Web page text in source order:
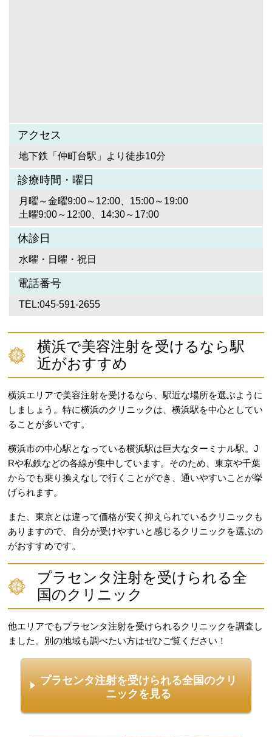
アクセス
地下鉄「仲町台駅」より徒歩10分
診療時間・曜日
月曜～金曜9:00～12:00、15:00～19:00
土曜9:00～12:00、14:30～17:00
休診日
水曜・日曜・祝日
電話番号
TEL:045-591-2655
横浜で美容注射を受けるなら駅
近がおすすめ
横浜エリアで美容注射を受けるなら、駅近な場所を選ぶように
しましょう。特に横浜のクリニックは、横浜駅を中心としてい
ることが多いです。
横浜市の中心駅となっている横浜駅は巨大なターミナル駅。J
Rや私鉄などの各線が集中しています。そのため、東京や千葉
からでも乗り換えなしで行くことができ、通いやすいことが挙
げられます。
また、東京とは違って価格が安く抑えられているクリニックも
ありますので、自分が受けやすいと感じるクリニックを選ぶの
がおすすめです。
プラセンタ注射を受けられる全
国のクリニック
他エリアでもプラセンタ注射を受けられるクリニックを調査し
ました。別の地域も調べたい方はぜひご覧ください！
プラセンタ注射を受けられる全国のクリ
ニックを見る